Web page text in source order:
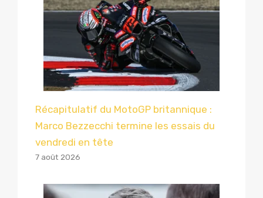
Récapitulatif du MotoGP britannique :
Marco Bezzecchi termine les essais du
vendredi en tête
7 août 2026